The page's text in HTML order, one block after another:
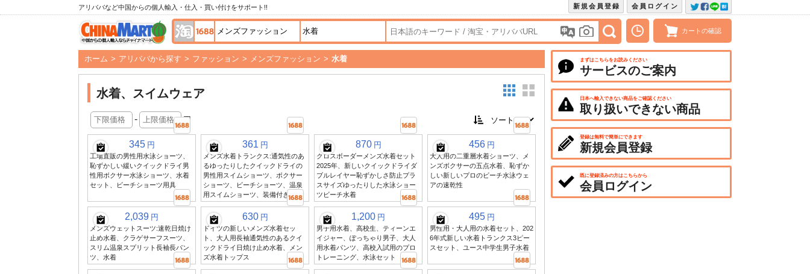
アリババなど中国からの個人輸入・仕入・買い付けをサポート!! 会員ログイン
新規会員登録
カートの確認
ホーム > アリババから探す > ファッション > メンズファッション > 水着
水着、スイムウェア
- 円
345 円
工場直販の男性用水泳ショーツ、
恥ずかしい緩いクイックドライ男
性用ボクサー水泳ショーツ、水着
セット、ビーチショーツ用具
361 円
メンズ水着トランクス:通気性のあ
るゆったりしたクイックドライの
男性用スイムショーツ、ボクサー
ショーツ、ビーチショーツ、温泉
用スイムショーツ、装備付き
870 円
クロスボーダーメンズ水着セット
2025年、新しいクイックドライダ
ブルレイヤー恥ずかしさ防止プラ
スサイズゆったりした水泳ショー
ツビーチ水着
456 円
大人用の二重層水着ショーツ、メ
ンズボクサーの五点水着、恥ずか
しい新しいプロのビーチ水泳ウェ
アの速乾性
2,039 円
メンズウェットスーツ:速乾日焼け
止め水着、クラゲサーフスーツ、
スリム温泉スプリット長袖長パン
ツ、水着
630 円
ドイツの新しいメンズ水着セッ
ト、大人用長袖通気性のあるクイ
ックドライ日焼け止め水着、メン
ズ水着トップス
1,200 円
男子用水着、高校生、ティーンエ
イジャー、ぽっちゃり男子、大人
用水着パンツ、高校入試用のプロ
トレーニング、水泳セット
495 円
男性用・大人用の水着セット、202
6年式新しい水着トランクス3ピー
スセット、ユース中学生男子水着
まずはこちらをお読みください
サービスのご案内
日本へ輸入できない商品をご確認ください
取り扱いできない商品
登録は無料で簡単にできます
新規会員登録
既に登録済みの方はこちらから
会員ログイン